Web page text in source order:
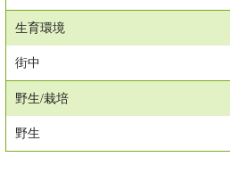
生育環境
街中
野生/栽培
野生